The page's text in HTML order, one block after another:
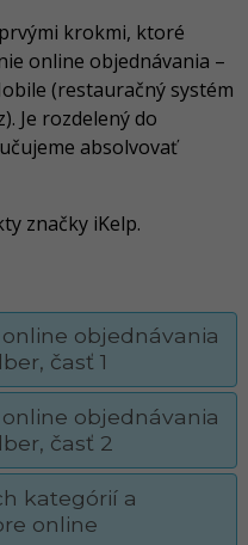
krokmi, ktoré
online objednávania –
(restauračný systém
Je rozdelený do
absolvovať
značky iKelp.
objednávania
časť 1
objednávania
časť 2
kategórií a
online